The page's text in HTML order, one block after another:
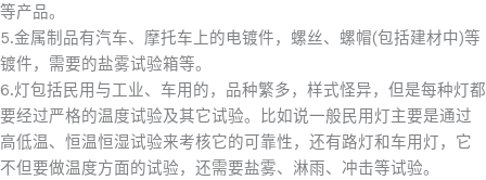
等产品。
5.金属制品有汽车、摩托车上的电镀件，螺丝、螺帽(包括建材中)等
镀件，需要的盐雾试验箱等。
6.灯包括民用与工业、车用的，品种繁多，样式怪异，但是每种灯都
要经过严格的温度试验及其它试验。比如说一般民用灯主要是通过
高低温、恒温恒湿试验来考核它的可靠性，还有路灯和车用灯，它
不但要做温度方面的试验，还需要盐雾、淋雨、冲击等试验。